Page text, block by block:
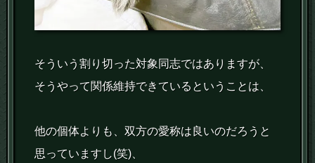
そういう割り切った対象同志ではありますが、
そうやって関係維持できているということは、
他の個体よりも、双方の愛称は良いのだろうと
思っていますし(笑)、